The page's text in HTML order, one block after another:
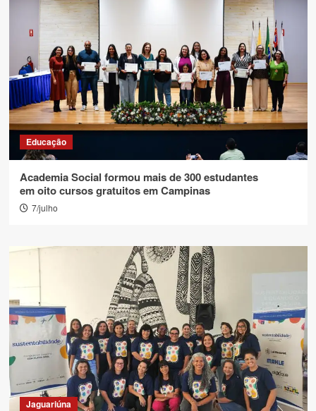
Educação
Academia Social formou mais de 300 estudantes
em oito cursos gratuitos em Campinas
7/julho
Jaguariúna